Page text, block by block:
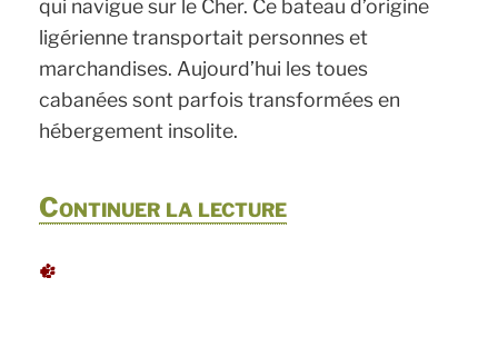
qui navigue sur le Cher. Ce bateau d’origine
ligérienne transportait personnes et
marchandises. Aujourd’hui les toues
cabanées sont parfois transformées en
hébergement insolite.
Continuer la lecturede